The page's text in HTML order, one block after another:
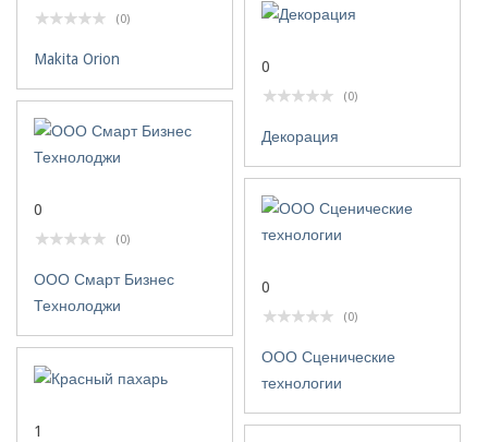
(0)
Makita Orion 0
(0)
Декорация
0
(0)
ООО Смарт Бизнес
Технолоджи
0
(0)
ООО Сценические
технологии
1